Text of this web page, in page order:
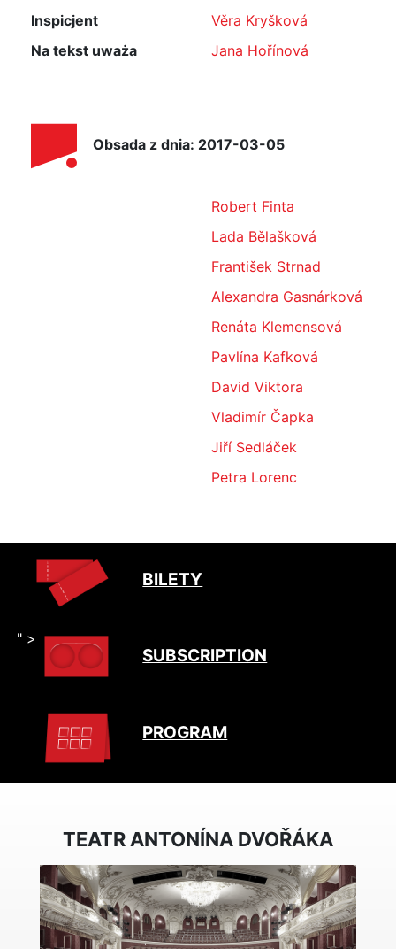
Inspicjent
Věra Kryšková
Na tekst uważa
Jana Hořínová
Obsada z dnia: 2017-03-05
Robert Finta
Lada Bělašková
František Strnad
Alexandra Gasnárková
Renáta Klemensová
Pavlína Kafková
David Viktora
Vladimír Čapka
Jiří Sedláček
Petra Lorenc
BILETY
" >
SUBSCRIPTION
PROGRAM
TEATR ANTONÍNA DVOŘÁKA